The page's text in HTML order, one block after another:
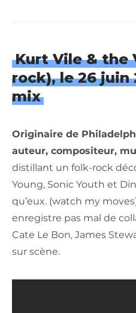
Kurt Vile & the
rock), le 26 juin
mix
Originaire de
auteur, compositeur,
distillant un folk-rock
Young, Sonic Youth et
qu’eux. (watch my
enregistre pas mal de
Cate Le Bon, James
sur scène.